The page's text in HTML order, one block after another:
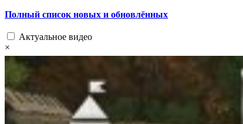
Полный список новых и обновлённых
Актуальное видео
×